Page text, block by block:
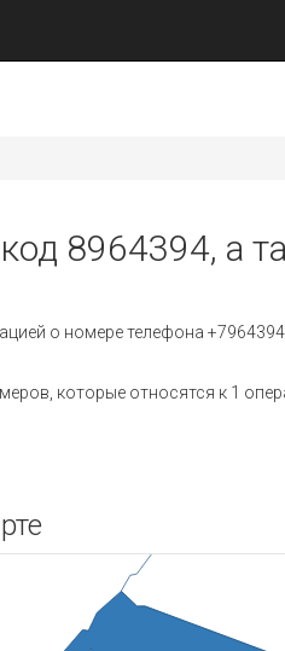
8964394, а
о номере телефона
которые относятся к 1